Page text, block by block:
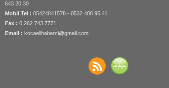
643 20 30
Mobil Tel : 05424841578 - 0532 408 95 44
Fax : 0 262 743 7771
Email : kocaelihaberci@gmail.com